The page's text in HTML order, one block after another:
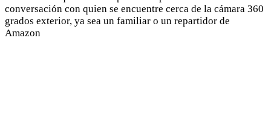
conversación con quien se encuentre cerca de la cámara 360
grados exterior, ya sea un familiar o un repartidor de
Amazon